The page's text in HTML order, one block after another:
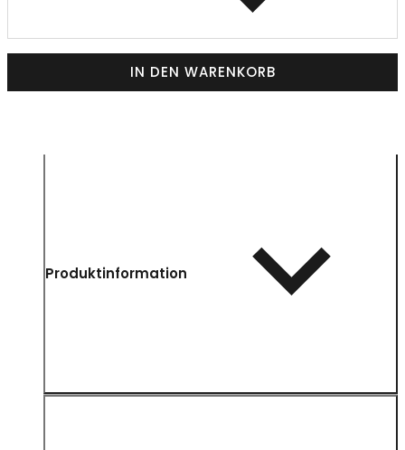
IN DEN WARENKORB
Produktinformation